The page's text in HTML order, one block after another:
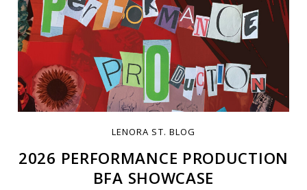
LENORA ST. BLOG
2026 PERFORMANCE PRODUCTION
BFA SHOWCASE